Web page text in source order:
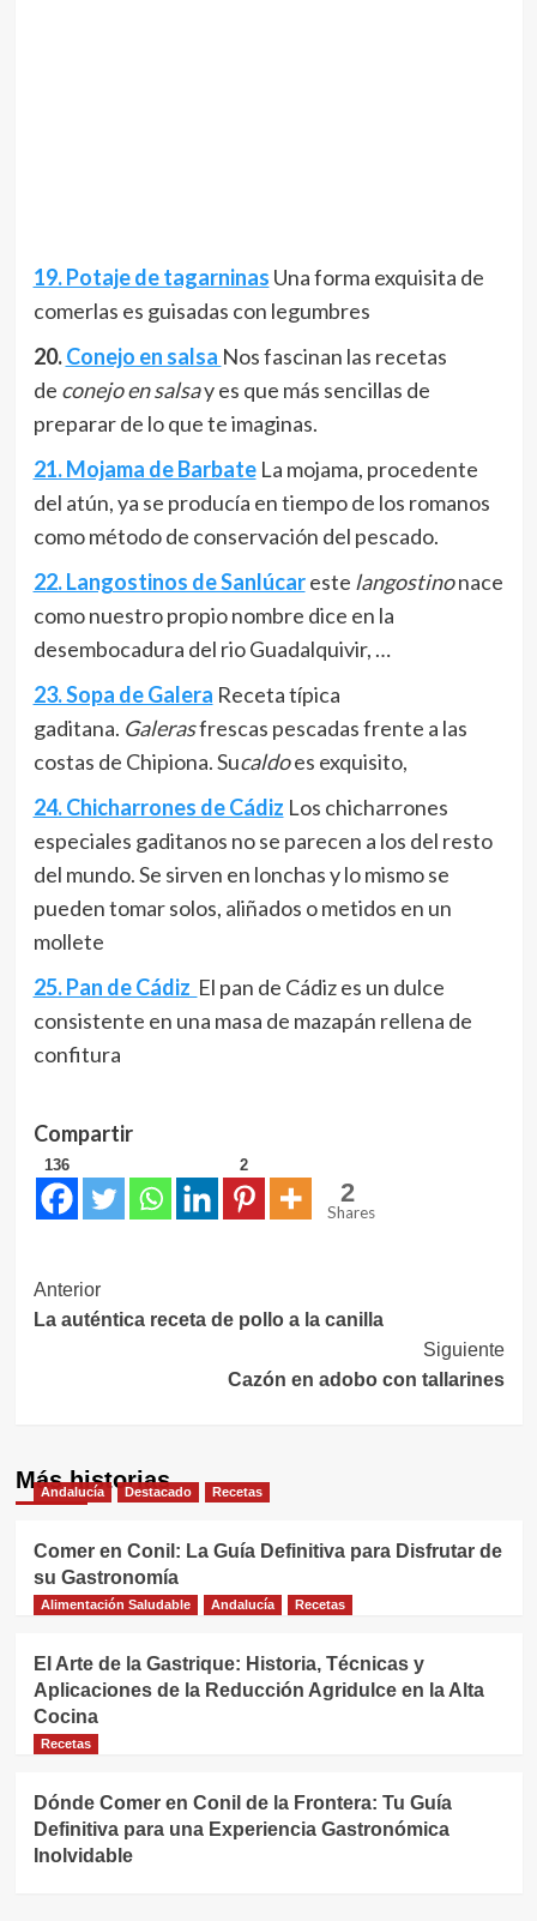
19. Potaje de tagarninas Una forma exquisita de
comerlas es guisadas con legumbres
20.Conejo en salsa Nos fascinan las recetas
de conejo en salsay es que más sencillas de
preparar de lo que te imaginas.
21. Mojama de BarbateLa mojama, procedente
del atún, ya se producía en tiempo de los romanos
como método de conservación del pescado.
22. Langostinos de Sanlúcar este langostinonace
como nuestro propio nombre dice en la
desembocadura del rio Guadalquivir, …
23. Sopa de Galera Receta típica
gaditana. Galerasfrescas pescadas frente a las
costas de Chipiona. Sucaldoes exquisito,
24. Chicharrones de Cádiz Los chicharrones
especiales gaditanos no se parecen a los del resto
del mundo. Se sirven en lonchas y lo mismo se
pueden tomar solos, aliñados o metidos en un
mollete
25. Pan de Cádiz El pan de Cádiz es un dulce
consistente en una masa de mazapán rellena de
confitura
Compartir
136 2
2
Shares
Navegación
de
Anterior
La auténtica receta de pollo a la canilla
Siguiente
Cazón en adobo con tallarines
Más historias
Andalucía Destacado Recetas
Comer en Conil: La Guía Definitiva para Disfrutar de
su Gastronomía
Alimentación Saludable Andalucía Recetas
El Arte de la Gastrique: Historia, Técnicas y
Aplicaciones de la Reducción Agridulce en la Alta
Cocina
Recetas
Dónde Comer en Conil de la Frontera: Tu Guía
Definitiva para una Experiencia Gastronómica
Inolvidable